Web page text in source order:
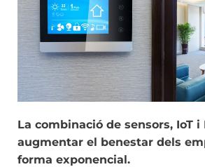
La combinació de sensors, IoT i
augmentar el benestar dels
forma exponencial.